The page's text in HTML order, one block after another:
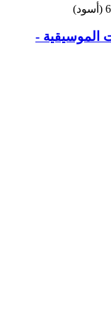
الموسيقية -